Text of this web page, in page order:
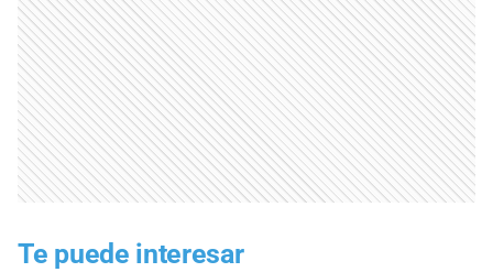
Te puede interesar